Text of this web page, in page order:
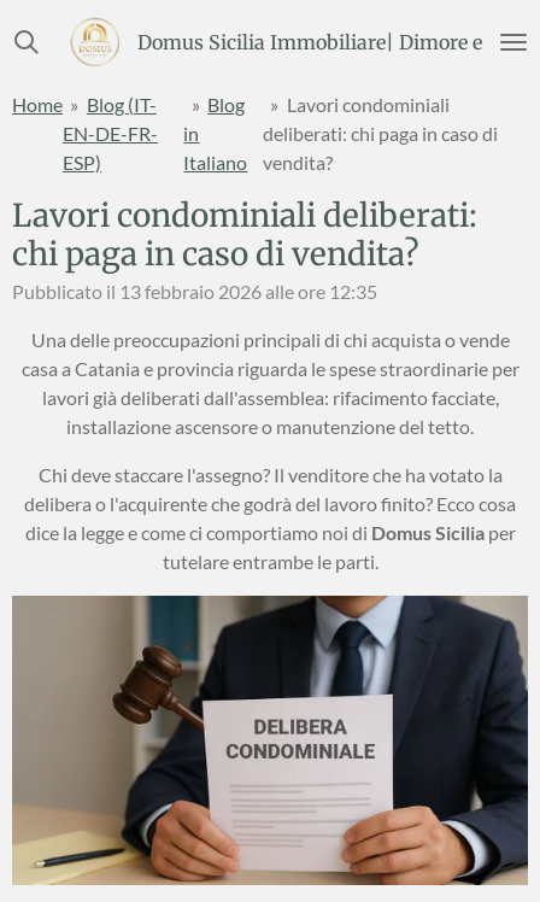
al
principale
Domus Sicilia Immobiliare| Dimore e
Home » Blog (IT-
EN-DE-FR-
ESP)
» Blog
in
Italiano
» Lavori condominiali
deliberati: chi paga in caso di
vendita?
Lavori condominiali deliberati:
chi paga in caso di vendita?
Pubblicato il 13 febbraio 2026 alle ore 12:35
Una delle preoccupazioni principali di chi acquista o vende
casa a Catania e provincia riguarda le spese straordinarie per
lavori già deliberati dall'assemblea: rifacimento facciate,
installazione ascensore o manutenzione del tetto.
Chi deve staccare l'assegno? Il venditore che ha votato la
delibera o l'acquirente che godrà del lavoro finito? Ecco cosa
dice la legge e come ci comportiamo noi di Domus Siciliaper
tutelare entrambe le parti.